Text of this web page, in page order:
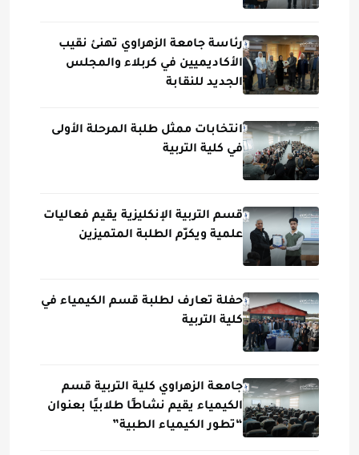
رئاسة جامعة الزهراوي تهنئ نقيب
الأكاديميين في كربلاء والمجلس
الجديد للنقابة
انتخابات ممثل طلبة المرحلة الأولى
في كلية التربية
قسم التربية الإنكليزية يقيم فعاليات
علمية ويكرّم الطلبة المتميزين
حفلة تعارف لطلبة قسم الكيمياء في
كلية التربية
جامعة الزهراوي كلية التربية قسم
الكيمياء يقيم نشاطًا طلابيًا بعنوان
“تطور الكيمياء الطبية”